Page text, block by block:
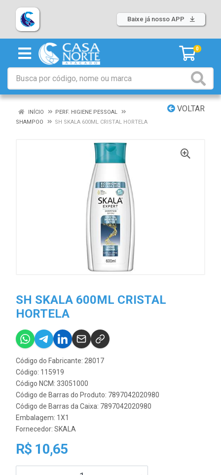
Baixe já nosso APP
0
VOLTAR
INÍCIO
PERF. HIGIENE PESSOAL
SHAMPOO
SH SKALA 600ML CRISTAL HORTELA
SH SKALA 600ML CRISTAL
HORTELA
Código do Fabricante: 28017
Código: 115919
Código NCM: 33051000
Código de Barras do Produto: 7897042020980
Código de Barras da Caixa: 7897042020980
Embalagem: 1X1
Fornecedor: SKALA
R$ 10,65